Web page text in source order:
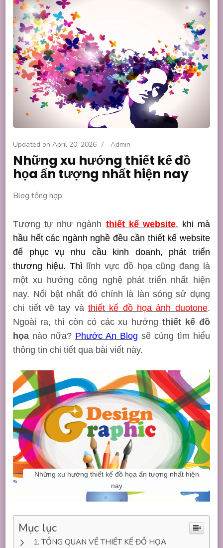
Updated onApril 20, 2026 / Admin
Những xu hướng thiết kế đồ
họa ấn tượng nhất hiện nay
Blog tổng hợp
Tương tự như ngành thiết kế website, khi mà
hầu hết các ngành nghề đều cần thiết kế website
để phục vụ nhu cầu kinh doanh, phát triển
thương hiệu. Thì lĩnh vực đồ họa cũng đang là
một xu hướng công nghệ phát triển nhất hiện
nay. Nổi bật nhất đó chính là làn sóng sử dụng
chi tiết vẽ tay và thiết kế đồ họa ảnh duotone.
Ngoài ra, thì còn có các xu hướngthiết kế đồ
họa nào nữa? Phước An Blog sẽ cùng tìm hiểu
thông tin chi tiết qua bài viết này.
Những xu hướng thiết kế đồ họa ấn tượng nhất hiện
nay
Mục lục
TỔNG QUAN VỀ THIẾT KẾ ĐỒ HỌA